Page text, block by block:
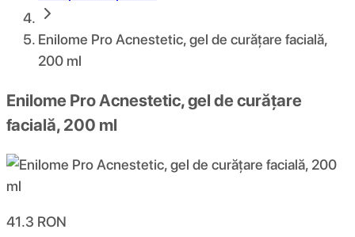
Enilome Pro Acnestetic, gel de curățare facială,
200 ml
Enilome Pro Acnestetic, gel de curățare
facială, 200 ml
41.3 RON